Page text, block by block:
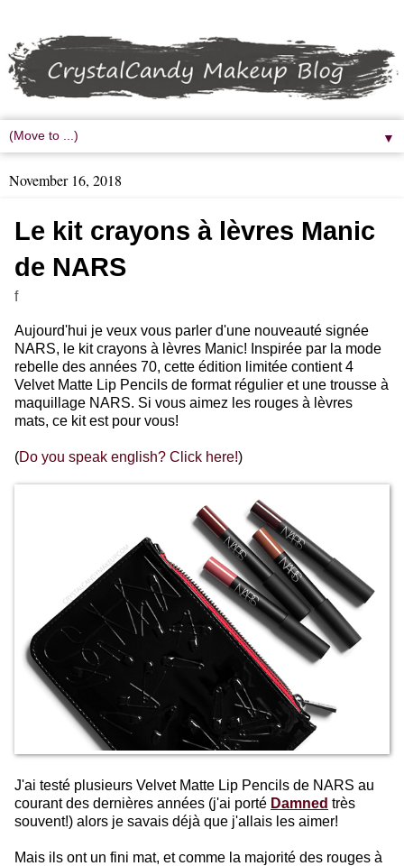
▼
November 16, 2018
Le kit crayons à lèvres Manic
de NARS
f
Aujourd'hui je veux vous parler d'une nouveauté signée
NARS, le kit crayons à lèvres Manic! Inspirée par la mode
rebelle des années 70, cette édition limitée contient 4
Velvet Matte Lip Pencils de format régulier et une trousse à
maquillage NARS. Si vous aimez les rouges à lèvres
mats, ce kit est pour vous!
(Do you speak english? Click here!)
J'ai testé plusieurs Velvet Matte Lip Pencils de NARS au
courant des dernières années (j'ai porté Damned très
souvent!) alors je savais déjà que j'allais les aimer!
Mais ils ont un fini mat, et comme la majorité des rouges à